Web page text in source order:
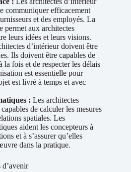
communiquer efficacement
et des employés. La
permet aux architectes
leurs idées et leurs visions.
d’intérieur doivent être
Ils doivent être capables de
la fois et de respecter les délais
est essentielle pour
est livré à temps et avec
: Les architectes
de calculer les mesures
spatiales. Les
aident les concepteurs à
et à s’assurer qu’elles
dans la pratique.
d’avenir